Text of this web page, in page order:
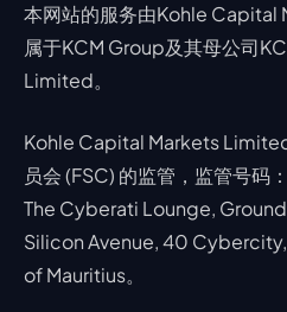
本网站的服务由Kohle
属于KCM Group及其母公司
Limited。
Kohle Capital Markets
员会 (FSC) 的监管，监管号码
The Cyberati Lounge,
Silicon Avenue, 40
of Mauritius。